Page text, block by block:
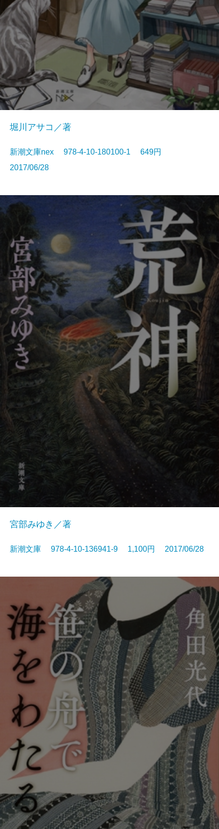
堀川アサコ／著
新潮文庫nex 978-4-10-180100-1 649円
2017/06/28
宮部みゆき／著
新潮文庫 978-4-10-136941-9 1,100円 2017/06/28